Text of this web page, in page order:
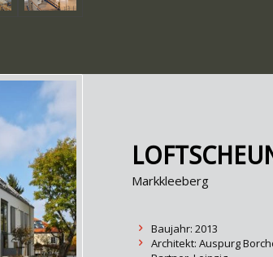
Markkleeberg
Baujahr: 2013
Architekt: Auspurg